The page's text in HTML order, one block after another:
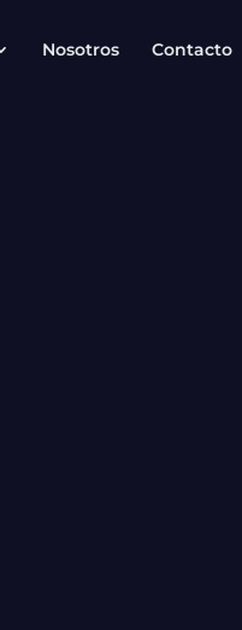
Nosotros Contacto